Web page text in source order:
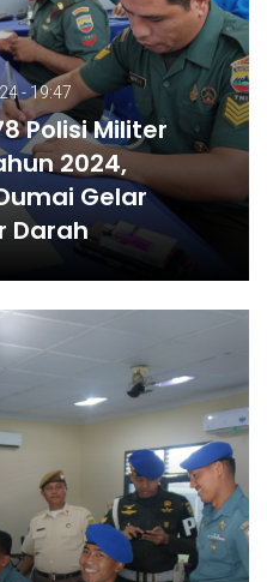
- 19:47
Polisi Militer
2024,
Gelar
Darah